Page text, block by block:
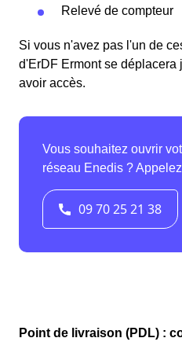
Relevé de compteur
Si vous n'avez pas l'un de
d'ErDF Ermont se déplacera
avoir accès.
Point de livraison (PDL) :